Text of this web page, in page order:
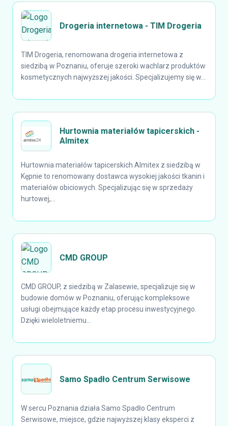
Drogeria internetowa - TIM Drogeria
TIM Drogeria, renomowana drogeria internetowa z
siedzibą w Poznaniu, oferuje szeroki wachlarz produktów
kosmetycznych najwyższej jakości. Specjalizujemy się w...
Hurtownia materiałów tapicerskich -
Almitex
Hurtownia materiałów tapicerskich Almitex z siedzibą w
Kępnie to renomowany dostawca wysokiej jakości tkanin i
materiałów obiciowych. Specjalizując się w sprzedaży
hurtowej,...
CMD GROUP
CMD GROUP, z siedzibą w Zalasewie, specjalizuje się w
budowie domów w Poznaniu, oferując kompleksowe
usługi obejmujące każdy etap procesu inwestycyjnego.
Dzięki wieloletniemu...
Samo Spadło Centrum Serwisowe
W sercu Poznania działa Samo Spadło Centrum
Serwisowe, miejsce, gdzie najwyższej klasy eksperci z